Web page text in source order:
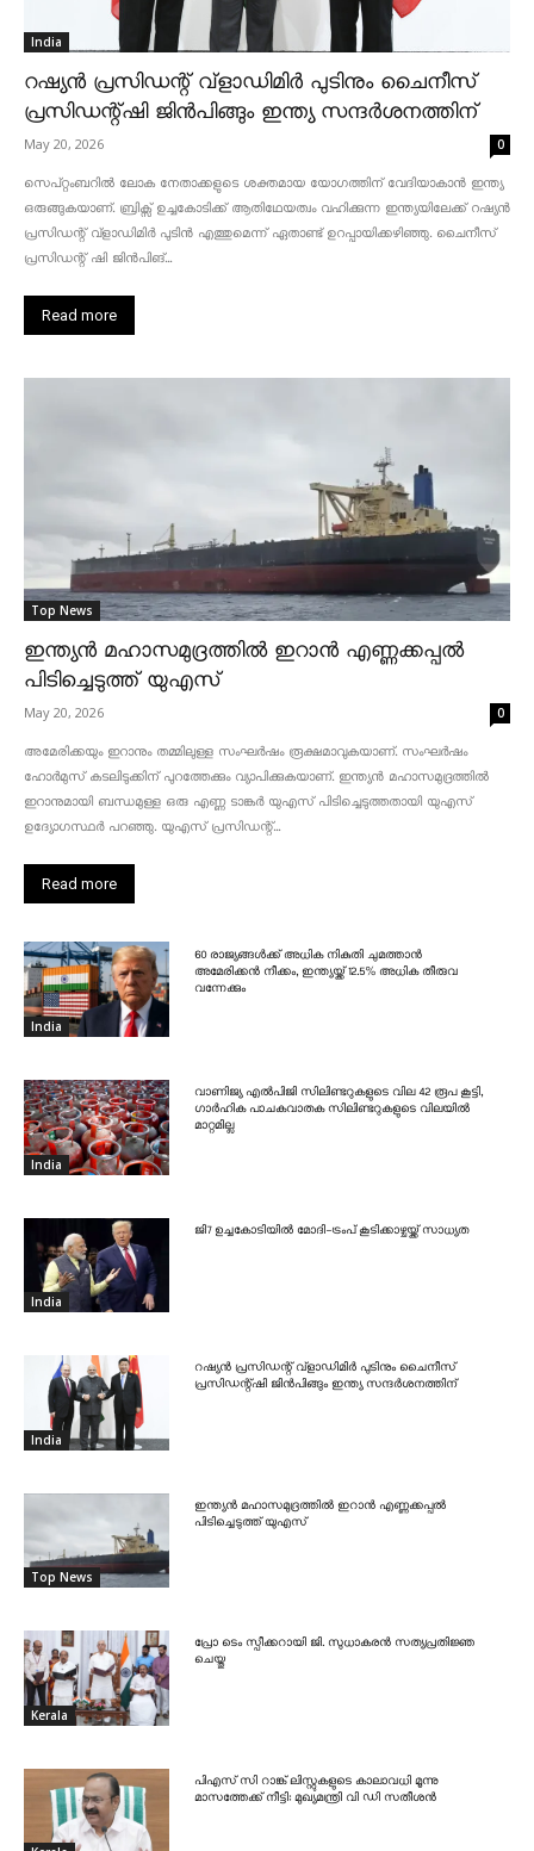
India
റഷ്യൻ പ്രസിഡന്റ് വ്‌ളാഡിമിർ പുടിനും ചൈനീസ്
പ്രസിഡന്റ്ഷി ജിൻപിങ്ങും ഇന്ത്യ സന്ദർശനത്തിന്
May 20, 2026 0
സെപ്റ്റംബറിൽ ലോക നേതാക്കളുടെ ശക്തമായ യോഗത്തിന് വേദിയാകാൻ ഇന്ത്യ
ഒരുങ്ങുകയാണ്. ബ്രിക്സ് ഉച്ചകോടിക്ക് ആതിഥേയത്വം വഹിക്കുന്ന ഇന്ത്യയിലേക്ക് റഷ്യൻ
പ്രസിഡന്റ് വ്‌ളാഡിമിർ പുടിൻ എത്തുമെന്ന് ഏതാണ്ട് ഉറപ്പായിക്കഴിഞ്ഞു. ചൈനീസ്
പ്രസിഡന്റ് ഷി ജിൻപിങ്...
Read more
Top News
ഇന്ത്യൻ മഹാസമുദ്രത്തിൽ ഇറാൻ എണ്ണക്കപ്പൽ
പിടിച്ചെടുത്ത് യുഎസ്
May 20, 2026 0
അമേരിക്കയും ഇറാനും തമ്മിലുള്ള സംഘർഷം രൂക്ഷമാവുകയാണ്. സംഘർഷം
ഹോർമുസ് കടലിടുക്കിന് പുറത്തേക്കും വ്യാപിക്കുകയാണ്. ഇന്ത്യൻ മഹാസമുദ്രത്തിൽ
ഇറാനുമായി ബന്ധമുള്ള ഒരു എണ്ണ ടാങ്കർ യുഎസ് പിടിച്ചെടുത്തതായി യുഎസ്
ഉദ്യോഗസ്ഥർ പറഞ്ഞു. യുഎസ് പ്രസിഡന്റ്...
Read more
India
60 രാജ്യങ്ങൾക്ക് അധിക നികുതി ചുമത്താൻ
അമേരിക്കൻ നീക്കം, ഇന്ത്യയ്ക്ക് 12.5% അധിക തീരുവ
വന്നേക്കും
India
വാണിജ്യ എൽപിജി സിലിണ്ടറുകളുടെ വില 42 രൂപ കൂട്ടി,
ഗാർഹിക പാചകവാതക സിലിണ്ടറുകളുടെ വിലയിൽ
മാറ്റമില്ല
India
ജി7 ഉച്ചകോടിയിൽ മോദി-ട്രംപ് കൂടിക്കാഴ്ചയ്ക്ക് സാധ്യത
India
റഷ്യൻ പ്രസിഡന്റ് വ്‌ളാഡിമിർ പുടിനും ചൈനീസ്
പ്രസിഡന്റ്ഷി ജിൻപിങ്ങും ഇന്ത്യ സന്ദർശനത്തിന്
Top News
ഇന്ത്യൻ മഹാസമുദ്രത്തിൽ ഇറാൻ എണ്ണക്കപ്പൽ
പിടിച്ചെടുത്ത് യുഎസ്
Kerala
പ്രോ ടെം സ്പീക്കറായി ജി. സുധാകരൻ സത്യപ്രതിജ്ഞ
ചെയ്തു
പിഎസ് സി റാങ്ക് ലിസ്റ്റുകളുടെ കാലാവധി മൂന്നു
മാസത്തേക്ക് നീട്ടി: മുഖ്യമന്ത്രി വി ഡി സതീശൻ